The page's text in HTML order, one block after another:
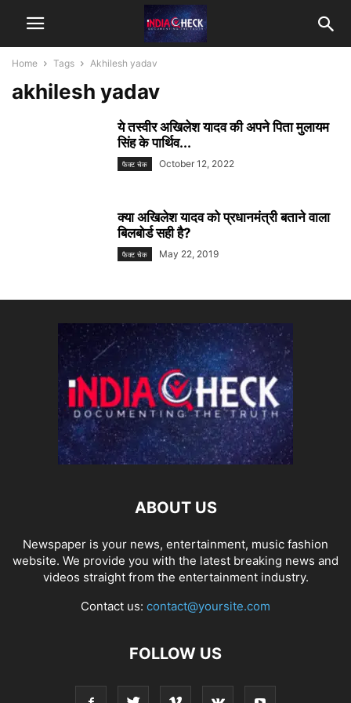
Home Tags Akhilesh yadav
akhilesh yadav
ये तस्वीर अखिलेश यादव की अपने पिता मुलायम
सिंह के पार्थिव...
फैक्ट चेक October 12, 2022
क्या अखिलेश यादव को प्रधानमंत्री बताने वाला
बिलबोर्ड सही है?
फैक्ट चेक May 22, 2019
ABOUT US
Newspaper is your news, entertainment, music fashion
website. We provide you with the latest breaking news and
videos straight from the entertainment industry.
Contact us: contact@yoursite.com
FOLLOW US